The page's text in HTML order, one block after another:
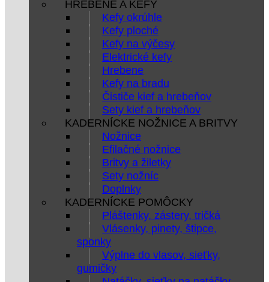
HREBENE A KEFY
Kefy okrúhle
Kefy ploché
Kefy na výčesy
Elektrické kefy
Hrebene
Kefy na bradu
Čističe kief a hrebeňov
Sety kief a hrebeňov
KADERNÍCKE NOŽNICE A BRITVY
Nožnice
Efilačné nožnice
Britvy a žiletky
Sety nožníc
Doplnky
KADERNÍCKE POMÔCKY
Pláštenky, zástery, tričká
Vlásenky, pinety, štipce,
sponky
Výplne do vlasov, sieťky,
gumičky